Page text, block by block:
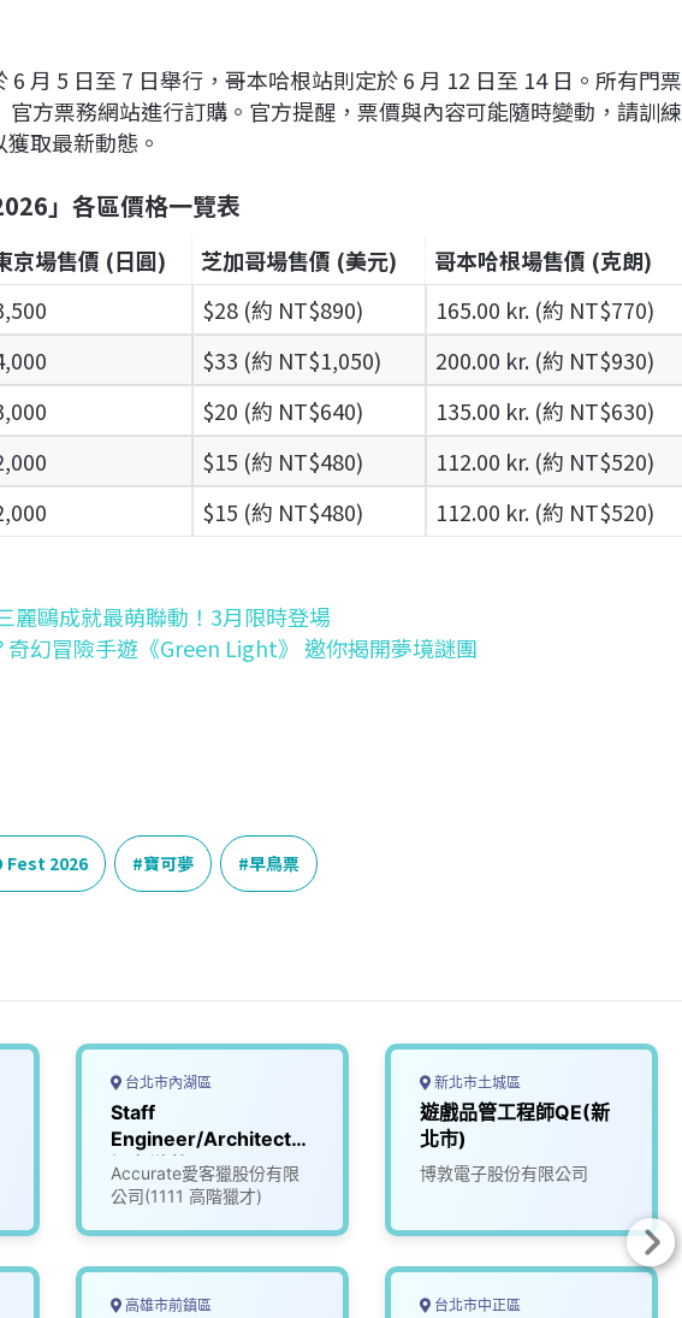
月 5 日至 7 日舉行，哥本哈根站則定於 6 月 12 日至 14 日。所有門票
方票務網站進行訂購。官方提醒，票價與內容可能隨時變動，請訓練
取最新動態。
」各區價格一覽表
京場售價 (日圓) 芝加哥場售價 (美元)
哥本哈根場售價 (克朗)
$28 (約 NT$890)
165.00 kr. (約 NT$770)
$33 (約 NT$1,050)
200.00 kr. (約 NT$930)
$20 (約 NT$640)
135.00 kr. (約 NT$630)
$15 (約 NT$480)
112.00 kr. (約 NT$520)
$15 (約 NT$480) 112.00 kr. (約 NT$520)
麗鷗成就最萌聯動！3月限時登場
奇幻冒險手遊《Green Light》 邀你揭開夢境謎團
Fest 2026 寶可夢 早鳥票
台北市內湖區
Staff
Engineer/Architect_
知名遊戲公司
(3008596)
Accurate愛客獵股份有限
公司(1111 高階獵才)
高雄市前鎮區
新北市土城區
遊戲品管工程師QE(新
北市)
博敦電子股份有限公司
台北市中正區